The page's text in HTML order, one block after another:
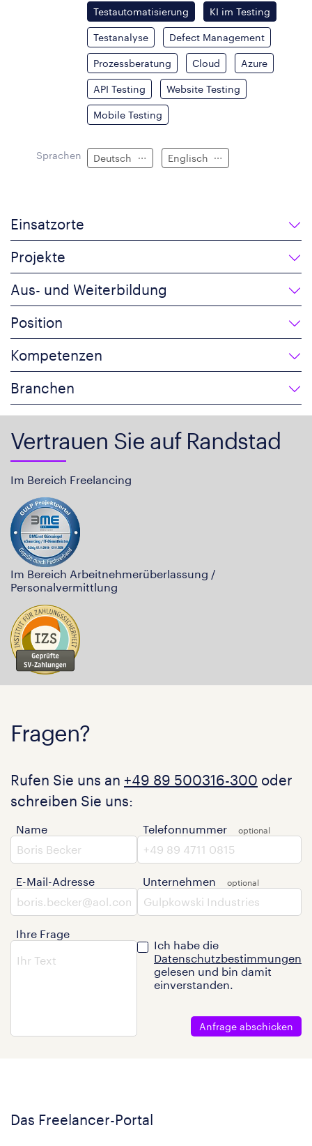
Testautomatisierung KI im Testing
Testanalyse Defect Management
Prozessberatung Cloud Azure
API Testing Website Testing
Mobile Testing
Sprachen Deutsch Englisch
Einsatzorte
Projekte
Aus- und Weiterbildung
Position
Kompetenzen
Branchen
Vertrauen Sie auf Randstad
Im Bereich Freelancing
Im Bereich Arbeitnehmerüberlassung /
Personalvermittlung
Fragen?
Rufen Sie uns an +49 89 500316-300 oder
schreiben Sie uns:
Name
E-Mail-Adresse
Ihre Frage
Telefonnummer
Unternehmen
Ich habe die
Datenschutzbestimmungen
gelesen und bin damit
einverstanden.
Anfrage abschicken
Das Freelancer-Portal